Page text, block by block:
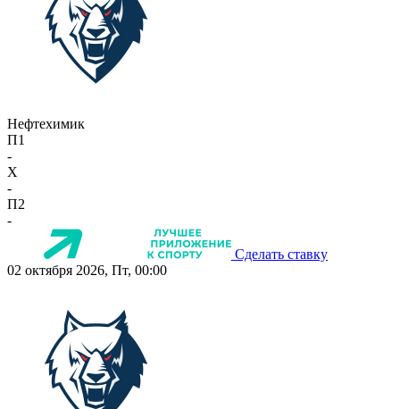
Нефтехимик
П1
-
X
-
П2
-
Сделать ставку
02 октября 2026, Пт, 00:00